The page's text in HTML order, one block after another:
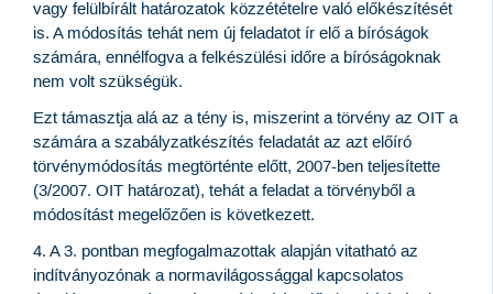
vagy felülbírált határozatok közzétételre való előkészítését
is. A módosítás tehát nem új feladatot ír elő a bíróságok
számára, ennélfogva a felkészülési időre a bíróságoknak
nem volt szükségük.
Ezt támasztja alá az a tény is, miszerint a törvény az OIT a
számára a szabályzatkészítés feladatát az azt előíró
törvénymódosítás megtörténte előtt, 2007-ben teljesítette
(3/2007. OIT határozat), tehát a feladat a törvényből a
módosítást megelőzően is következett.
4. A 3. pontban megfogalmazottak alapján vitatható az
indítványozónak a normavilágossággal kapcsolatos